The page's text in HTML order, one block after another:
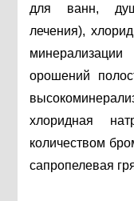
для ванн,
лечения),
орошений
хлоридная
количеством
сапропелевая